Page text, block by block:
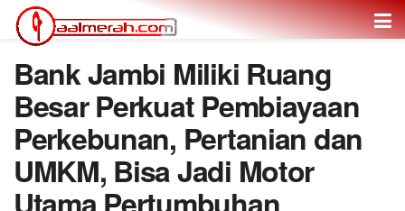
Bank Jambi Miliki Ruang
Besar Perkuat Pembiayaan
Perkebunan, Pertanian dan
UMKM, Bisa Jadi Motor